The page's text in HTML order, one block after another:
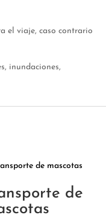
el viaje, caso contrario
inundaciones,
de